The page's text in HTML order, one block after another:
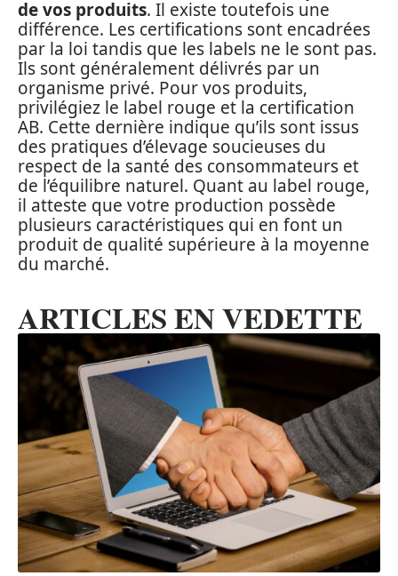
de vos produits. Il existe toutefois une
différence. Les certifications sont encadrées
par la loi tandis que les labels ne le sont pas.
Ils sont généralement délivrés par un
organisme privé. Pour vos produits,
privilégiez le label rouge et la certification
AB. Cette dernière indique qu’ils sont issus
des pratiques d’élevage soucieuses du
respect de la santé des consommateurs et
de l’équilibre naturel. Quant au label rouge,
il atteste que votre production possède
plusieurs caractéristiques qui en font un
produit de qualité supérieure à la moyenne
du marché.
ARTICLES EN VEDETTE